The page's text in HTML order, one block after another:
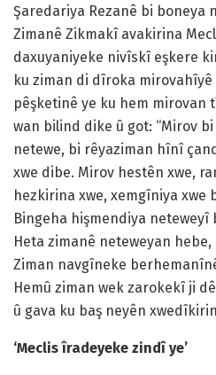
Şaredariya Rezanê bi boneya
Zimanê Zikmakî avakirina
daxuyaniyeke nivîskî eşkere
ku ziman di dîroka
pêşketinê ye ku hem mirovan
wan bilind dike û got: “Mirov
netewe, bi rêyaziman hînî
xwe dibe. Mirov hestên xwe,
hezkirina xwe, xemgîniya xwe
Bingeha hişmendiya
Heta zimanê neteweyan
Ziman navgîneke
Hemû ziman wek zarokekî ji
û gava ku baş neyên
‘Meclis îradeyeke zindî ye’